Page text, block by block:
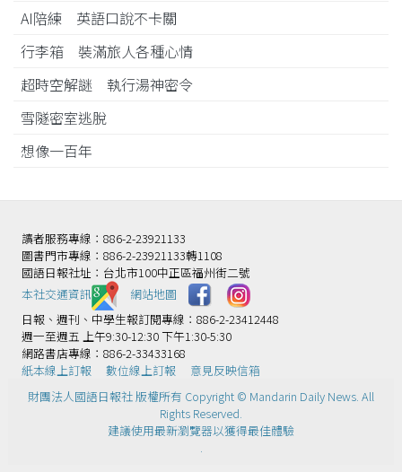
AI陪練 英語口說不卡關
行李箱 裝滿旅人各種心情
超時空解謎 執行湯神密令
雪隧密室逃脫
想像一百年
讀者服務專線：886-2-23921133
圖書門市專線：886-2-23921133轉1108
國語日報社址：台北市100中正區福州街二號
本社交通資訊️
網站地圖
日報、週刊、中學生報訂閱專線：886-2-23412448
週一至週五 上午9:30-12:30 下午1:30-5:30
網路書店專線：886-2-33433168
紙本線上訂報
數位線上訂報
意見反映信箱
財團法人國語日報社 版權所有 Copyright © Mandarin Daily News. All
Rights Reserved.
建議使用最新瀏覽器以獲得最佳體驗
.